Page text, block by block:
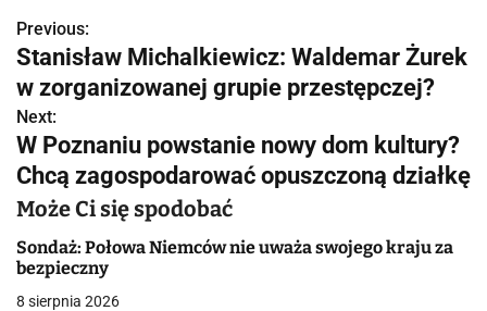
N
a
w
i
g
a
c
Previous:
Stanisław Michalkiewicz: Waldemar Żurek
w zorganizowanej grupie przestępczej?
Next:
W Poznaniu powstanie nowy dom kultury?
Chcą zagospodarować opuszczoną działkę
Może Ci się spodobać
Sondaż: Połowa Niemców nie uważa swojego kraju za
bezpieczny
8 sierpnia 2026